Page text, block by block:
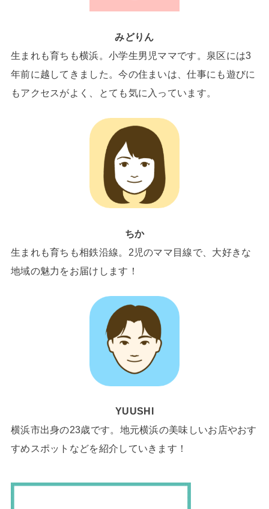
みどりん
生まれも育ちも横浜。小学生男児ママです。泉区には3
年前に越してきました。今の住まいは、仕事にも遊びに
もアクセスがよく、とても気に入っています。
ちか
生まれも育ちも相鉄沿線。2児のママ目線で、大好きな
地域の魅力をお届けします！
YUUSHI
横浜市出身の23歳です。地元横浜の美味しいお店やおす
すめスポットなどを紹介していきます！